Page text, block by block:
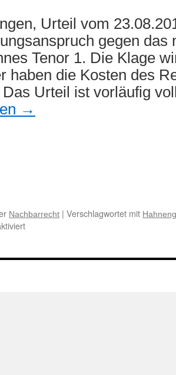
Urteil vom
gegen das
Tenor 1. Die Klage
haben die Kosten des
Das Urteil ist vorläufig
→
Nachbarrecht | Verschlagwortet mit
für
gegen